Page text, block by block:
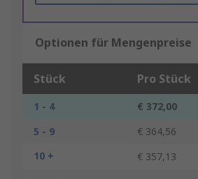
Optionen für Mengenpreise
Stück Pro Stück
1 - 4
€ 372,00
5 - 9
€ 364,56
10 +
€ 357,13